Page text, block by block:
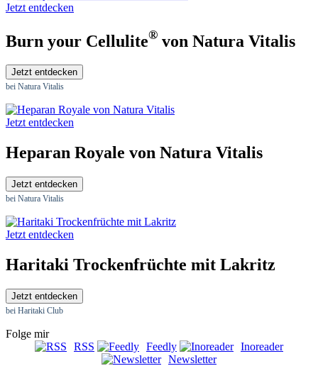
Jetzt entdecken
Burn your Cellulite® von Natura Vitalis
Jetzt entdecken
bei Natura Vitalis
Jetzt entdecken
Heparan Royale von Natura Vitalis
Jetzt entdecken
bei Natura Vitalis
Jetzt entdecken
Haritaki Trockenfrüchte mit Lakritz
Jetzt entdecken
bei Haritaki Club
Folge mir
RSS
Feedly
Inoreader
Newsletter